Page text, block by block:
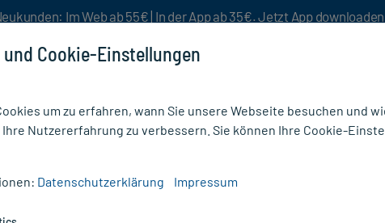
Im Web ab 55€ | In der App ab 35€. Jetzt App downloaden
Cookie-Einstellungen
um zu erfahren, wann Sie unsere Webseite besuchen und
Nutzererfahrung zu verbessern. Sie können Ihre Cookie-
Datenschutzerklärung Impressum